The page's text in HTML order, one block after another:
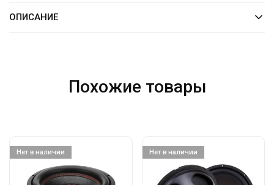
ОПИСАНИЕ
Похожие товары
Нет в наличии Нет в наличии